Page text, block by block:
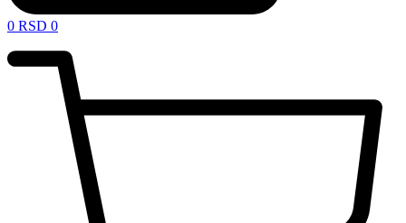
0 RSD 0